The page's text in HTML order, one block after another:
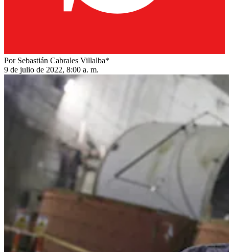
Por Sebastián Cabrales Villalba*
9 de julio de 2022, 8:00 a. m.